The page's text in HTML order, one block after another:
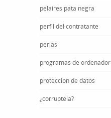
pelaires pata negra
perfil del contratante
perlas
programas de ordenador
proteccion de datos
¿corruptela?